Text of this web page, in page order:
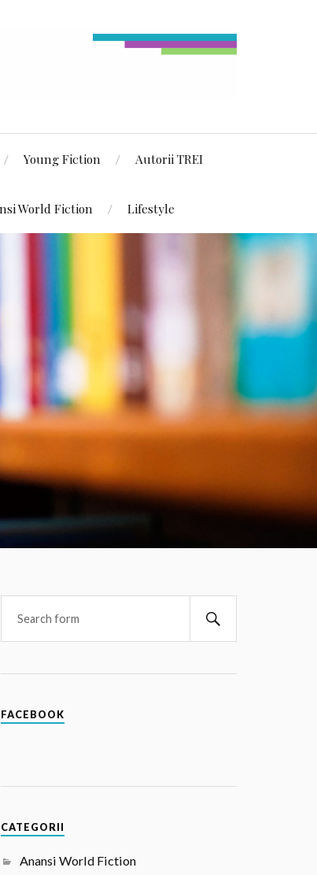
Young Fiction Autorii TREI
World Fiction Lifestyle
FACEBOOK
CATEGORII
Anansi World Fiction